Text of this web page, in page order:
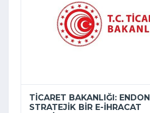
TICARET BAKANLIĞI:
STRATEJIK BIR E-İHRACAT